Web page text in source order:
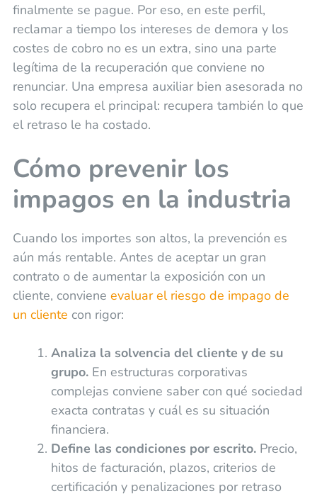
finalmente se pague. Por eso, en este perfil,
reclamar a tiempo los intereses de demora y los
costes de cobro no es un extra, sino una parte
legítima de la recuperación que conviene no
renunciar. Una empresa auxiliar bien asesorada no
solo recupera el principal: recupera también lo que
el retraso le ha costado.
Cómo prevenir los
impagos en la industria
Cuando los importes son altos, la prevención es
aún más rentable. Antes de aceptar un gran
contrato o de aumentar la exposición con un
cliente, conviene evaluar el riesgo de impago de
un cliente con rigor:
Analiza la solvencia del cliente y de su
grupo.En estructuras corporativas
complejas conviene saber con qué sociedad
exacta contratas y cuál es su situación
financiera.
Define las condiciones por escrito.Precio,
hitos de facturación, plazos, criterios de
certificación y penalizaciones por retraso